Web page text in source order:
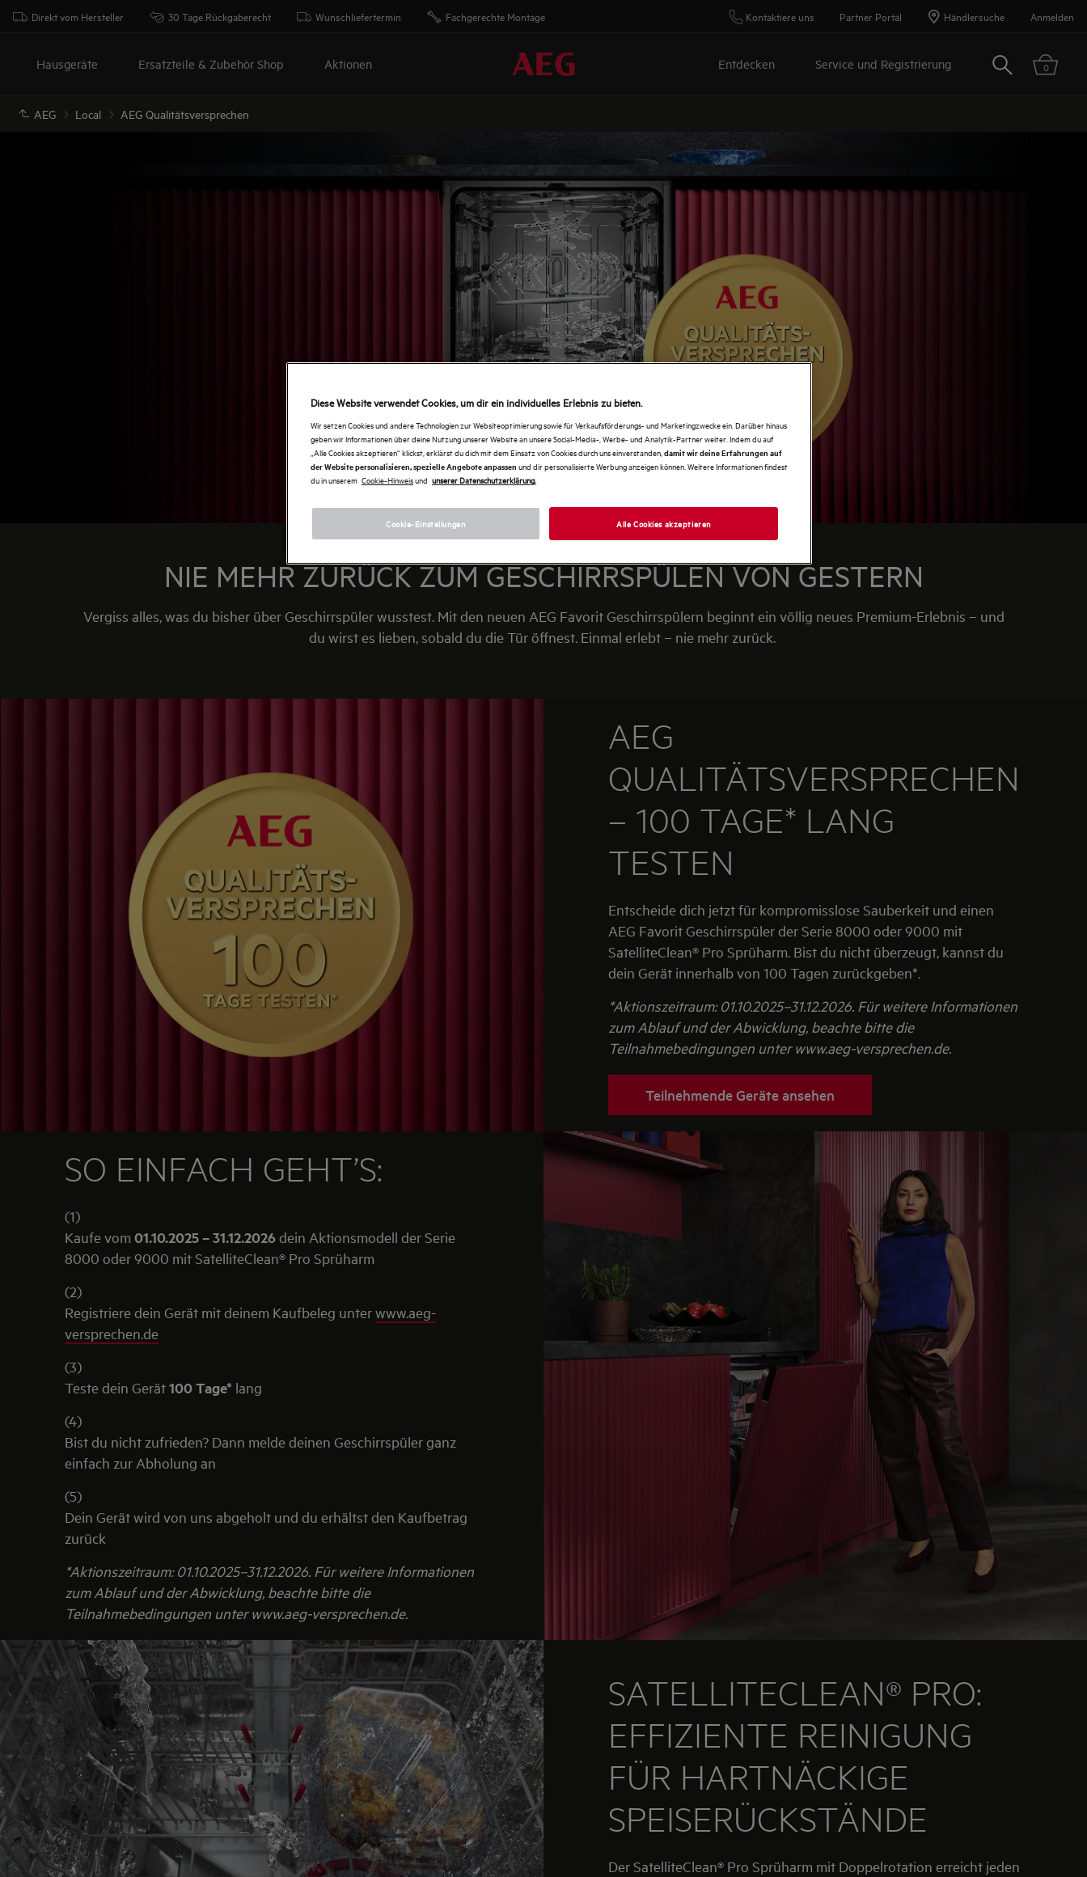
Direkt vom Hersteller 30 Tage Rückgaberecht Wunschliefertermin Fachgerechte Montage Kontaktiere uns Partner Portal Händlersuche Anmelden
Hausgeräte Ersatzteile & Zubehör Shop Aktionen Entdecken Service und Registrierung Suchen 0
AEG Local AEG Qualitätsversprechen
NIE MEHR ZURÜCK ZUM GESCHIRRSPÜLEN VON GESTERN
Vergiss alles, was du bisher über Geschirrspüler wusstest. Mit den neuen AEG Favorit Geschirrspülern beginnt ein völlig neues Premium-Erlebnis – und
du wirst es lieben, sobald du die Tür öffnest. Einmal erlebt – nie mehr zurück.
AEG
QUALITÄTSVERSPRECHEN
– 100 TAGE* LANG
TESTEN
Entscheide dich jetzt für kompromisslose Sauberkeit und einen
AEG Favorit Geschirrspüler der Serie 8000 oder 9000 mit
SatelliteClean® Pro Sprüharm. Bist du nicht überzeugt, kannst du
dein Gerät innerhalb von 100 Tagen zurückgeben*.
*Aktionszeitraum: 01.10.2025–31.12.2026. Für weitere Informationen
zum Ablauf und der Abwicklung, beachte bitte die
Teilnahmebedingungen unter www.aeg-versprechen.de.
Teilnehmende Geräte ansehen
SO EINFACH GEHT’S:
(1)
Kaufe vom 01.10.2025 – 31.12.2026dein Aktionsmodell der Serie
8000 oder 9000 mit SatelliteClean® Pro Sprüharm
(2)
Registriere dein Gerät mit deinem Kaufbeleg unterwww.aeg-
versprechen.de
(3)
Teste dein Gerät100 Tage* lang
(4)
Bist du nicht zufrieden? Dann melde deinen Geschirrspüler ganz
einfach zur Abholung an
(5)
Dein Gerät wird von uns abgeholt und du erhältst den Kaufbetrag
zurück
*Aktionszeitraum: 01.10.2025–31.12.2026. Für weitere Informationen
zum Ablauf und der Abwicklung, beachte bitte die
Teilnahmebedingungen unter www.aeg-versprechen.de.
SATELLITECLEAN® PRO:
EFFIZIENTE REINIGUNG
FÜR HARTNÄCKIGE
SPEISERÜCKSTÄNDE
Der SatelliteClean® Pro Sprüharm mit Doppelrotation erreicht jeden
Diese Website verwendet Cookies, um dir ein individuelles Erlebnis zu bieten.
Wir setzen Cookies und andere Technologien zur Websiteoptimierung sowie für Verkaufsförderungs- und Marketingzwecke ein. Darüber hinaus
geben wir Informationen über deine Nutzung unserer Website an unsere Social-Media-, Werbe- und Analytik-Partner weiter. Indem du auf
„Alle Cookies akzeptieren“ klickst, erklärst du dich mit dem Einsatz von Cookies durch uns einverstanden, damit wir deine Erfahrungen auf
der Website personalisieren, spezielle Angebote anpassen und dir personalisierte Werbung anzeigen können. Weitere Informationen findest
du in unserem Cookie-Hinweisund unserer Datenschutzerklärung.
Cookie-Einstellungen Alle Cookies akzeptieren